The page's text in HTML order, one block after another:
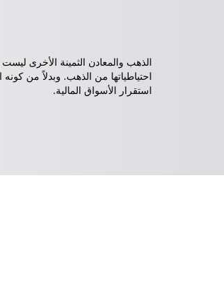
الذهب والمعادن الثمينة الأخرى
احتياطياتها من الذهب. وبدلاً من
استقرار الأسواق المالية.